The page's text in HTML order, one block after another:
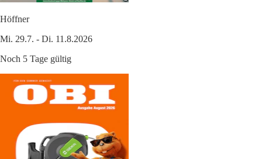
Höffner
Mi. 29.7. - Di. 11.8.2026
Noch 5 Tage gültig